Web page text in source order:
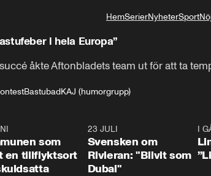
är temperaturen i bastu-Sverige just nu efter
HemSerierNyheterSport
i hela Europa”
åkte Aftonbladets team ut för att ta
BastubadKAJ (humorgrupp)
som
en tillflyktsort
23 JULI
Svensken om
Rivieran: "Blivit som
Dubai"
I